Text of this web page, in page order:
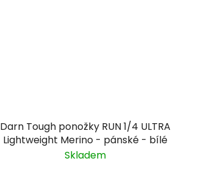
Darn Tough ponožky RUN 1/4 ULTRA
Lightweight Merino - pánské - bílé
Skladem